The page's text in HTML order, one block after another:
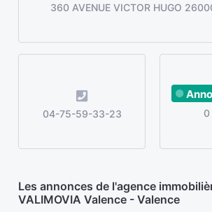
360 AVENUE VICTOR HUGO
04-75-59-33-23 0
Les annonces de l'agence
VALIMOVIA Valence - Valence